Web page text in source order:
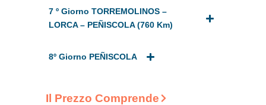
Il Prezzo Comprende
7 º Giorno TORREMOLINOS –
LORCA – PEÑISCOLA (760 Km)
8º Giorno PEÑISCOLA